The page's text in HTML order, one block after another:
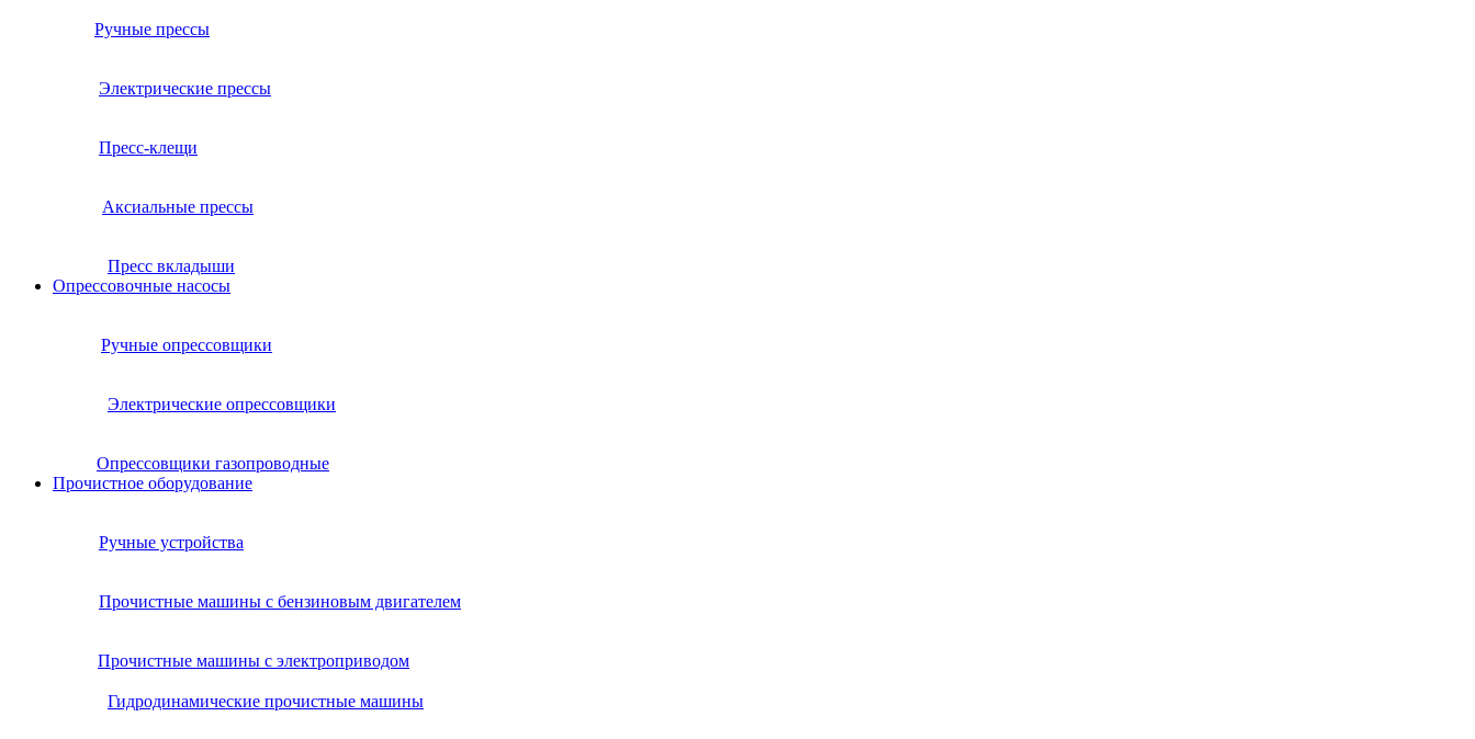
Ручные прессы
Электрические прессы
Пресс-клещи
Аксиальные прессы
Пресс вкладыши
Опрессовочные насосы
Ручные опрессовщики
Электрические опрессовщики
Опрессовщики газопроводные
Прочистное оборудование
Ручные устройства
Прочистные машины с бензиновым двигателем
Прочистные машины с электроприводом
Гидродинамические прочистные машины